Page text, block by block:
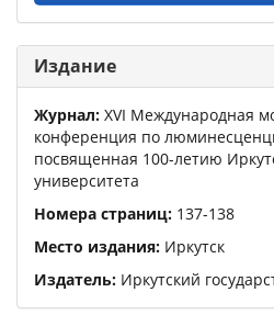
Издание
Журнал: XVI Международная
конференция по
посвященная 100-летию
университета
Номера страниц: 137-138
Место издания: Иркутск
Издатель: Иркутский